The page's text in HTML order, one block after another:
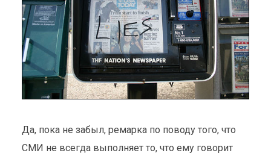
Да, пока не забыл, ремарка по поводу того, что
СМИ не всегда выполняет то, что ему говорит